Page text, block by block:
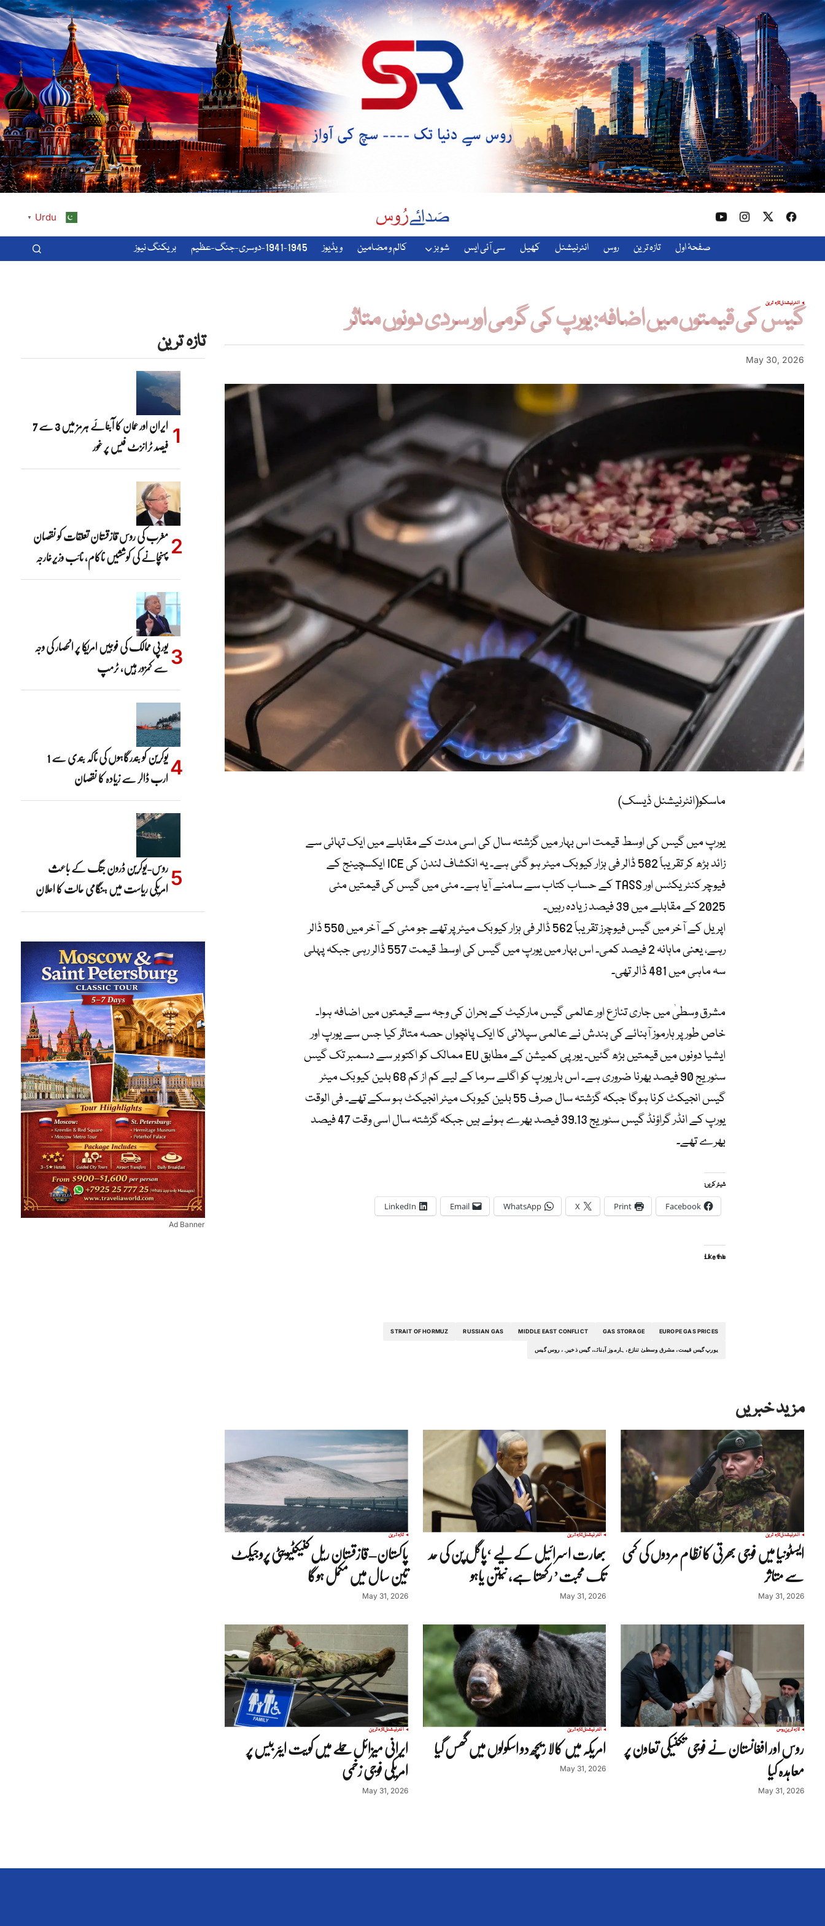
Urdu
▼
صفحۂ اول تازہ ترین روس انٹرنیشنل کھیل سی آئی ایس شوبز کالم و مضامین ویڈیوز 1941-1945-دوسری-جنگ-عظیم بریکنگ نیوز
انٹرنیشنلتازہ ترین
گیس کی قیمتوں میں اضافہ: یورپ کی گرمی اور سردی دونوں متاثر
May 30, 2026
ماسکو(انٹرنیشنل ڈیسک)
یورپ میں گیس کی اوسط قیمت اس بہار میں گزشتہ سال کی اسی مدت کے مقابلے میں ایک تہائی سے
زائد بڑھ کر تقریباً 582 ڈالر فی ہزار کیوبک میٹر ہو گئی ہے۔ یہ انکشاف لندن کی ICE ایکسچینج کے
فیوچر کنٹریکٹس اور TASS کے حساب کتاب سے سامنے آیا ہے۔ مئی میں گیس کی قیمتیں مئی
2025 کے مقابلے میں 39 فیصد زیادہ رہیں۔
اپریل کے آخر میں گیس فیوچرز تقریباً 562 ڈالر فی ہزار کیوبک میٹر پر تھے جو مئی کے آخر میں 550 ڈالر
رہے، یعنی ماہانہ 2 فیصد کمی۔ اس بہار میں یورپ میں گیس کی اوسط قیمت 557 ڈالر رہی جبکہ پہلی
سہ ماہی میں 481 ڈالر تھی۔
مشرق وسطیٰ میں جاری تنازع اور عالمی گیس مارکیٹ کے بحران کی وجہ سے قیمتوں میں اضافہ ہوا۔
خاص طور پر ہارموز آبنائے کی بندش نے عالمی سپلائی کا ایک پانچواں حصہ متاثر کیا جس سے یورپ اور
ایشیا دونوں میں قیمتیں بڑھ گئیں۔ یورپی کمیشن کے مطابق EU ممالک کو اکتوبر سے دسمبر تک گیس
سٹوریج 90 فیصد بھرنا ضروری ہے۔ اس بار یورپ کو اگلے سرما کے لیے کم از کم 68 بلین کیوبک میٹر
گیس انجیکٹ کرنا ہوگا جبکہ گزشتہ سال صرف 55 بلین کیوبک میٹر انجیکٹ ہو سکے تھے۔ فی الوقت
یورپ کے انڈر گراؤنڈ گیس سٹوریج 39.13 فیصد بھرے ہوئے ہیں جبکہ گزشتہ سال اسی وقت 47 فیصد
بھرے تھے۔
شیئر کریں:
Facebook
Print
X
WhatsApp
Email
LinkedIn
Like this:
EUROPE GAS PRICES
GAS STORAGE
MIDDLE EAST CONFLICT
RUSSIAN GAS
STRAIT OF HORMUZ
یورپ گیس قیمت، مشرق وسطیٰ تنازع، ہارموز آبنائے، گیس ذخیرہ، روس گیس
مزید خبریں
انٹرنیشنلتازہ ترین
ایسٹونیا میں فوجی بھرتی کا نظام مردوں کی کمی
سے متاثر
May 31, 2026
انٹرنیشنلتازہ ترین
بھارت اسرائیل کے لیے ‘پاگل پن کی حد
تک محبت’ رکھتا ہے، نیتن یاہو
May 31, 2026
تازہ ترین
پاکستان–قازقستان ریل کنیکٹیویٹی پروجیکٹ
تین سال میں مکمل ہوگا
May 31, 2026
تازہ ترینروس
روس اور افغانستان نے فوجی تکنیکی تعاون پر
معاہدہ کیا
May 31, 2026
انٹرنیشنلتازہ ترین
امریکہ میں کالا ریچھ دو اسکولوں میں گھس گیا
May 31, 2026
انٹرنیشنلتازہ ترین
ایرانی میزائل حملے میں کویت ایئر بیس پر
امریکی فوجی زخمی
May 31, 2026
تازہ ترین
ایران اور عمان کا آبنائے ہرمز میں 3 سے 7
فیصد ٹرانزٹ فیس پر غور
مغرب کی روس قازقستان تعلقات کو نقصان
پہنچانے کی کوششیں ناکام، نائب وزیرخارجہ
یورپی ممالک کی فوجیں امریکا پر انحصار کی وجہ
سے کمزور ہیں، ٹرمپ
یوکرین کو بندرگاہوں کی ناکہ بندی سے 1
ارب ڈالر سے زیادہ کا نقصان
روس-یوکرین ڈرون جنگ کے باعث
امریکی ریاست میں ہنگامی حالت کا اعلان
Ad Banner